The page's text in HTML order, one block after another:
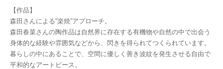
【作品】
森田さんによる“楽焼”アプローチ。
森田春菜さんの陶作品は自然界に存在する有機物や自然の中で出会う
身体的な経験や雰囲気などから、閃きを得られてつくられています。
暮らしの中にあることで、空間に優しく善き波紋を発生させる自由で
平和的なアートピース。